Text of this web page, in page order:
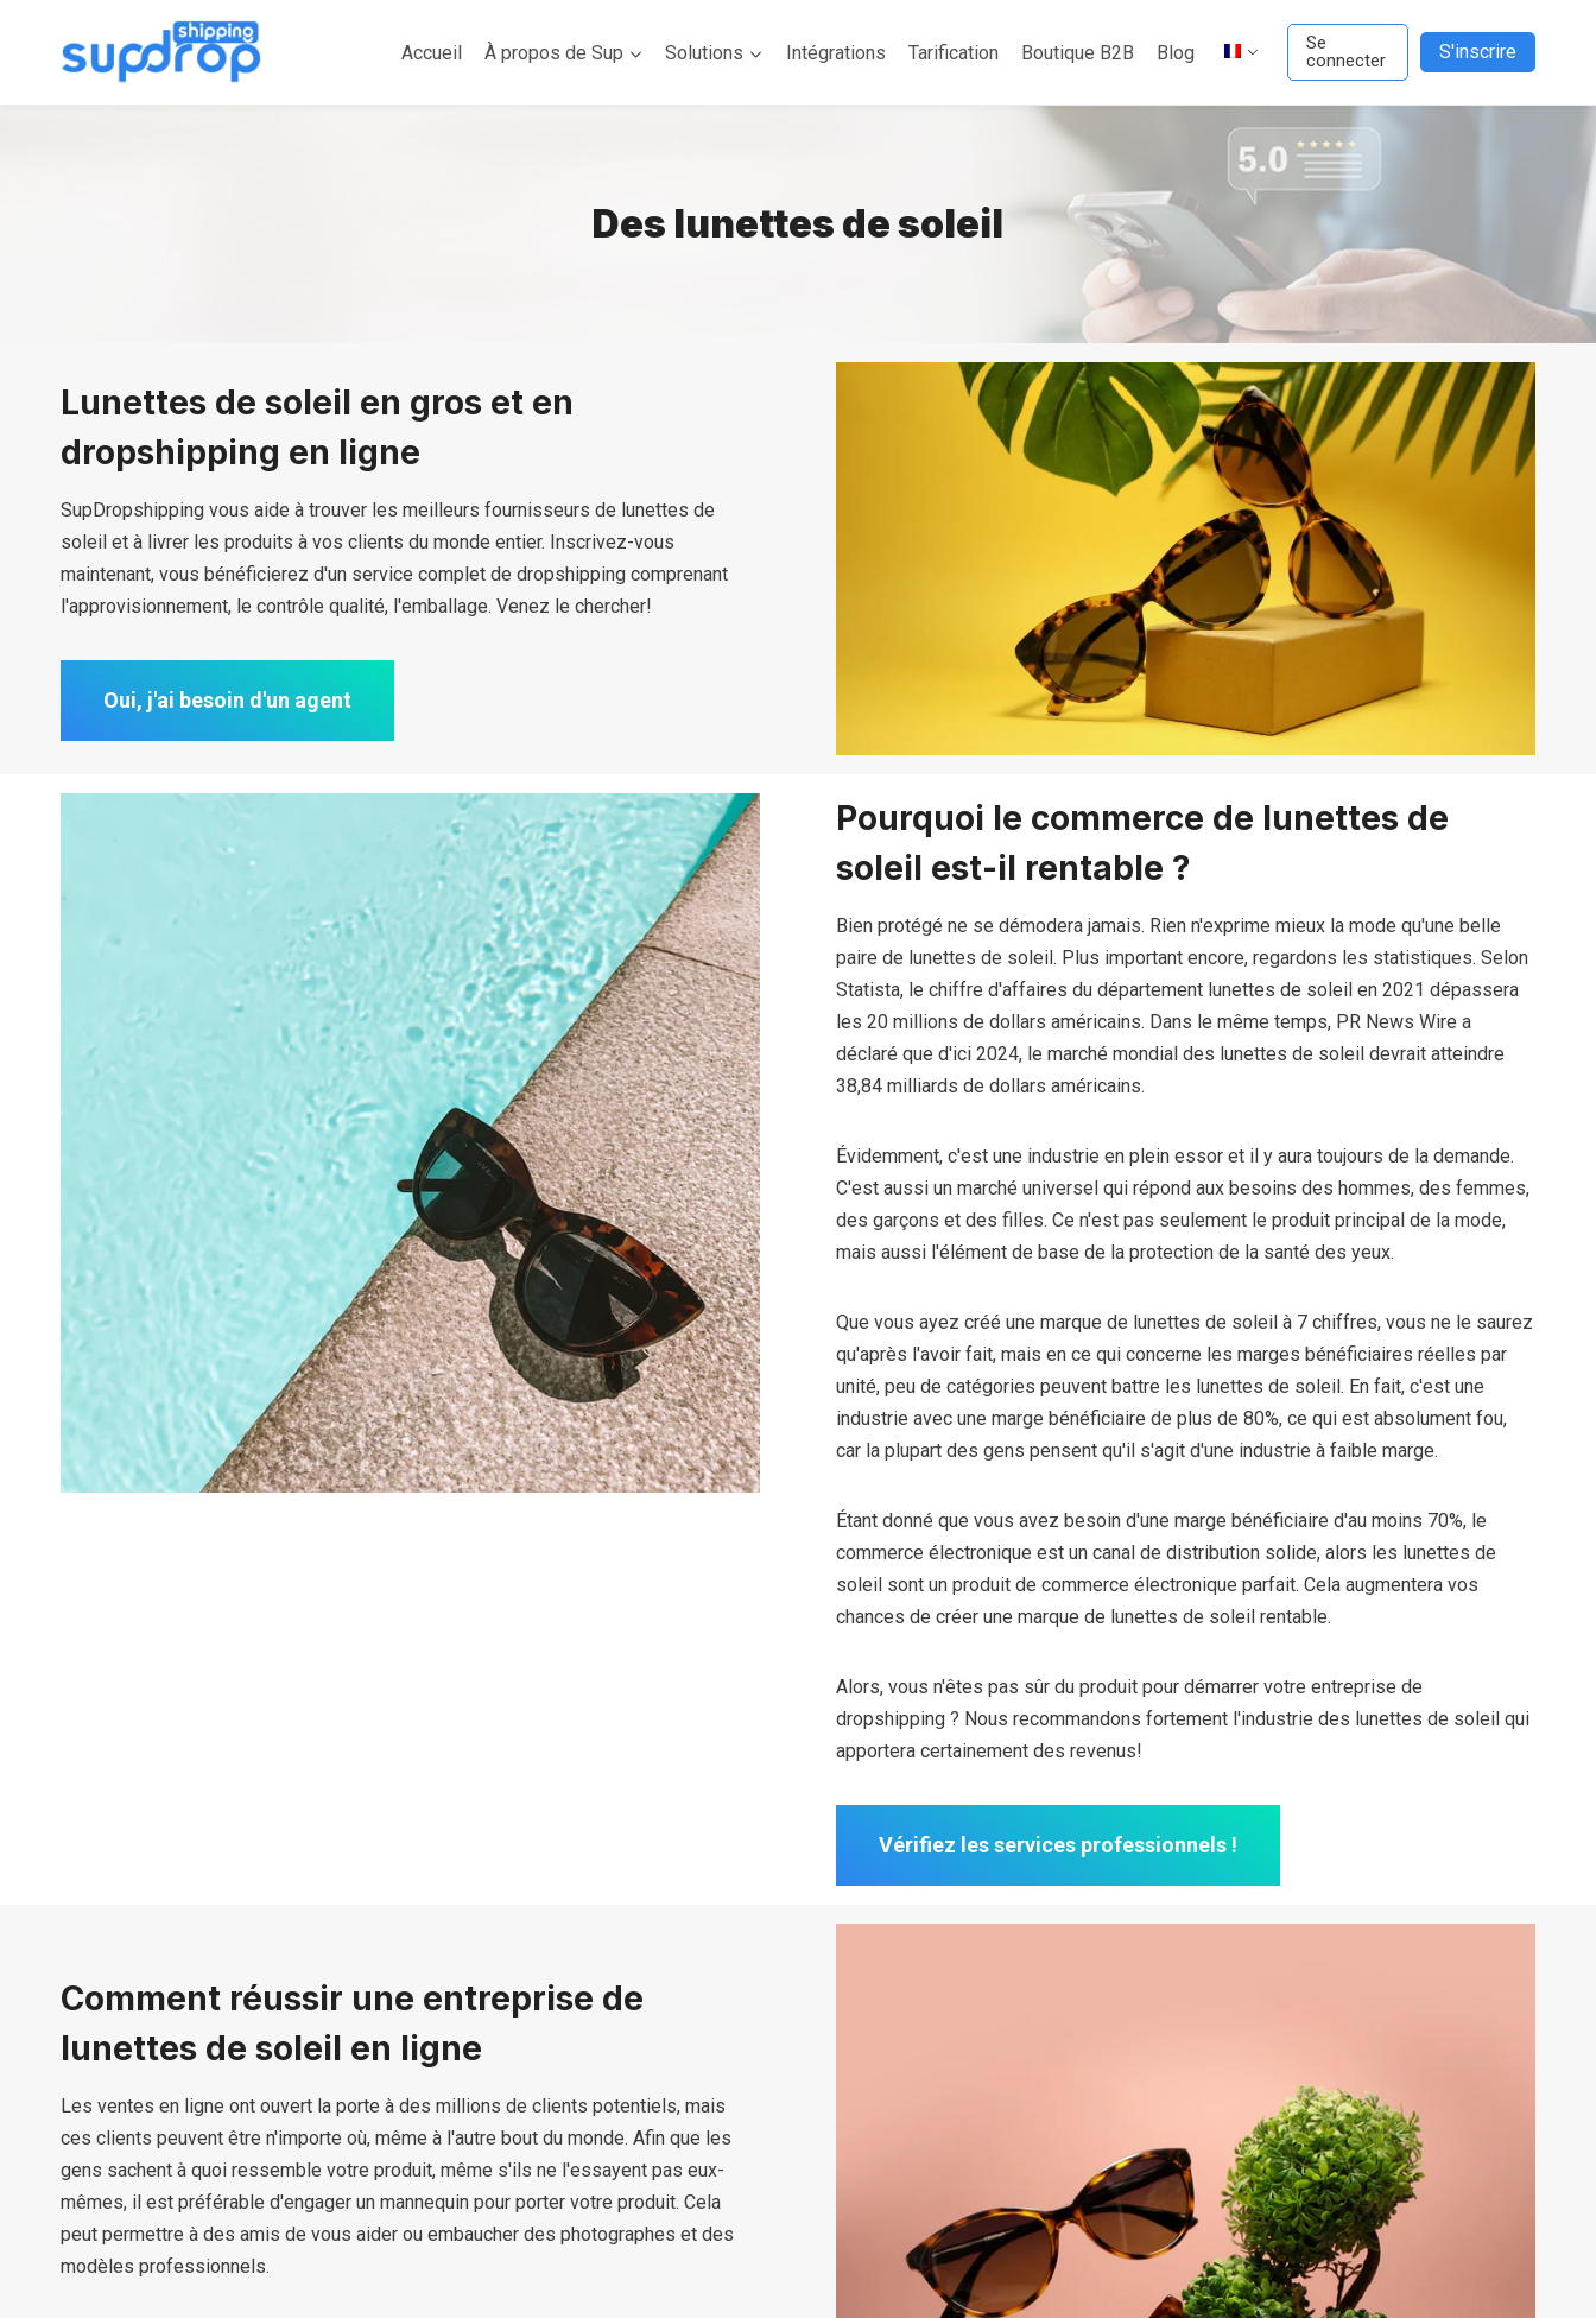
Accueil À propos de Sup Solutions Intégrations Tarification Boutique B2B Blog
Se
connecter
S'inscrire
Des lunettes de soleil
Lunettes de soleil en gros et en
dropshipping en ligne
SupDropshipping vous aide à trouver les meilleurs fournisseurs de lunettes de
soleil et à livrer les produits à vos clients du monde entier. Inscrivez-vous
maintenant, vous bénéficierez d'un service complet de dropshipping comprenant
l'approvisionnement, le contrôle qualité, l'emballage. Venez le chercher!
Oui, j'ai besoin d'un agent
Pourquoi le commerce de lunettes de
soleil est-il rentable ?
Bien protégé ne se démodera jamais. Rien n'exprime mieux la mode qu'une belle
paire de lunettes de soleil. Plus important encore, regardons les statistiques. Selon
Statista, le chiffre d'affaires du département lunettes de soleil en 2021 dépassera
les 20 millions de dollars américains. Dans le même temps, PR News Wire a
déclaré que d'ici 2024, le marché mondial des lunettes de soleil devrait atteindre
38,84 milliards de dollars américains.
Évidemment, c'est une industrie en plein essor et il y aura toujours de la demande.
C'est aussi un marché universel qui répond aux besoins des hommes, des femmes,
des garçons et des filles. Ce n'est pas seulement le produit principal de la mode,
mais aussi l'élément de base de la protection de la santé des yeux.
Que vous ayez créé une marque de lunettes de soleil à 7 chiffres, vous ne le saurez
qu'après l'avoir fait, mais en ce qui concerne les marges bénéficiaires réelles par
unité, peu de catégories peuvent battre les lunettes de soleil. En fait, c'est une
industrie avec une marge bénéficiaire de plus de 80%, ce qui est absolument fou,
car la plupart des gens pensent qu'il s'agit d'une industrie à faible marge.
Étant donné que vous avez besoin d'une marge bénéficiaire d'au moins 70%, le
commerce électronique est un canal de distribution solide, alors les lunettes de
soleil sont un produit de commerce électronique parfait. Cela augmentera vos
chances de créer une marque de lunettes de soleil rentable.
Alors, vous n'êtes pas sûr du produit pour démarrer votre entreprise de
dropshipping ? Nous recommandons fortement l'industrie des lunettes de soleil qui
apportera certainement des revenus!
Vérifiez les services professionnels !
Comment réussir une entreprise de
lunettes de soleil en ligne
Les ventes en ligne ont ouvert la porte à des millions de clients potentiels, mais
ces clients peuvent être n'importe où, même à l'autre bout du monde. Afin que les
gens sachent à quoi ressemble votre produit, même s'ils ne l'essayent pas eux-
mêmes, il est préférable d'engager un mannequin pour porter votre produit. Cela
peut permettre à des amis de vous aider ou embaucher des photographes et des
modèles professionnels.